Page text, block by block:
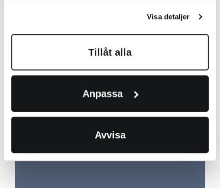
Visa detaljer
Tillåt alla
Anpassa
Avvisa
S 5005-G20Y
Museum Blå